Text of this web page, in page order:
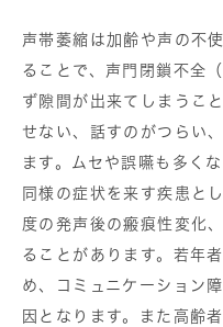
声帯萎縮は加齢や声の不
ることで、声門閉鎖不全
ず隙間が出来てしまうこ
せない、話すのがつらい
ます。ムセや誤嚥も多くな
同様の症状を来す疾患と
度の発声後の瘢痕性変化
ることがあります。若年
め、コミュニケーション
因となります。また高齢